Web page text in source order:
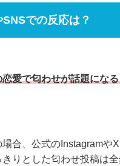
での反応は？
愛で匂わせが話題にな
合、公式のInstagramやX
りとした匂わせ投稿は